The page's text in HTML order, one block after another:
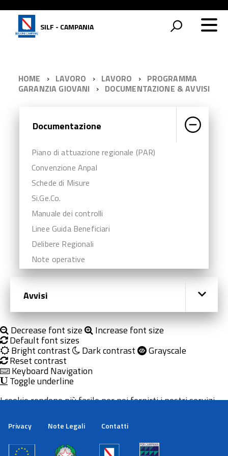
SILF - CAMPANIA
HOME LAVORO LAVORO
PROGRAMMA
GARANZIA GIOVANI
DOCUMENTAZIONE & AVVISI
Documentazione
Piano di attuazione regionale (PAR)
Convenzione Anpal
Schede di Misure
Si.Ge.Co.
Manuale dei controlli
Linee Guida Beneficiari
Delibere Regionali
Note operative
Avvisi
Decrease font size Increase font size
Default font sizes
Bright contrast Dark contrast Grayscale
Reset contrast
Keyboard Navigation
Toggle underline
Privacy Note Legali Contatti
I cookie rendono più facile per noi fornirti i nostri servizi.
cookie.
Maggiori informazioni